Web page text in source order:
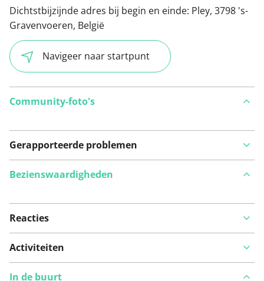
Dichtstbijzijnde adres bij begin en einde: Pley, 3798 's-
Gravenvoeren, België
Navigeer naar startpunt
Community-foto's
Gerapporteerde problemen
Bekijk op kaart
Bezienswaardigheden
Reacties
Activiteiten
In de buurt